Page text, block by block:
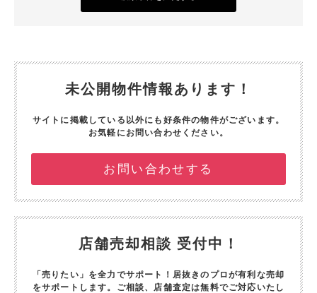
未公開物件情報あります！
サイトに掲載している以外にも好条件の物件がございます。
お気軽にお問い合わせください。
お問い合わせする
店舗売却相談 受付中！
「売りたい」を全力でサポート！ 居抜きのプロが有利な売却
をサポートします。 ご相談、店舗査定は無料でご対応いたし